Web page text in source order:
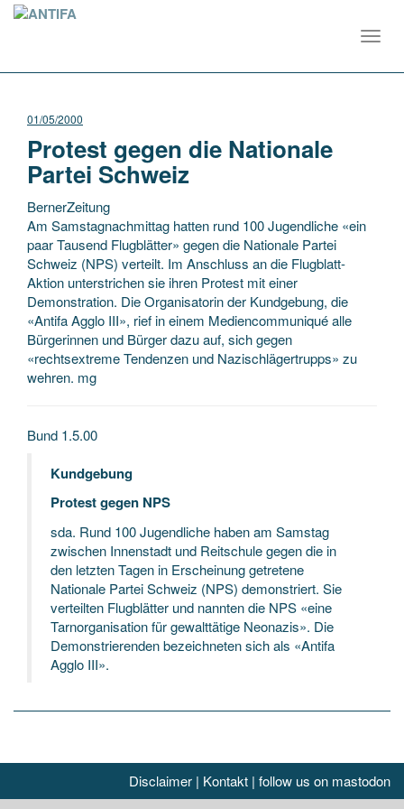
01/05/2000
Protest gegen die Nationale
Partei Schweiz
BernerZeitung
Am Samstagnachmittag hatten rund 100 Jugendliche «ein
paar Tausend Flugblätter» gegen die Nationale Partei
Schweiz (NPS) verteilt. Im Anschluss an die Flugblatt-
Aktion unterstrichen sie ihren Protest mit einer
Demonstration. Die Organisatorin der Kundgebung, die
«Antifa Agglo III», rief in einem Mediencommuniqué alle
Bürgerinnen und Bürger dazu auf, sich gegen
«rechtsextreme Tendenzen und Nazischlägertrupps» zu
wehren. mg
Bund 1.5.00
Kundgebung
Protest gegen NPS
sda. Rund 100 Jugendliche haben am Samstag
zwischen Innenstadt und Reitschule gegen die in
den letzten Tagen in Erscheinung getretene
Nationale Partei Schweiz (NPS) demonstriert. Sie
verteilten Flugblätter und nannten die NPS «eine
Tarnorganisation für gewalttätige Neonazis». Die
Demonstrierenden bezeichneten sich als «Antifa
Agglo III».
Disclaimer | Kontakt | follow us on mastodon